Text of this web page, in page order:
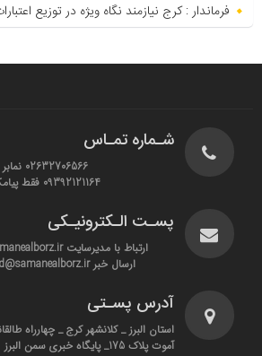
فرماندار : کرج نیازمند نگاه ویژه در توزیع
شـماره تمـاس
02632706566 نمابر
09392121164 فقط پیامک
پسـت الـکترونیـکی
ارتباط با مدیرسایت ahmadi@samanealborz.ir
ارسال خبر shahrvand@samanealborz.ir
آدرس پسـتی
استان البرز _ کلانشهر کرج _ چهارراه
آموت پلاک 175_ پایگاه خبری سمن البرز